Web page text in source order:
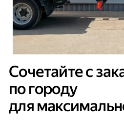
Сочетайте с
по городу
для